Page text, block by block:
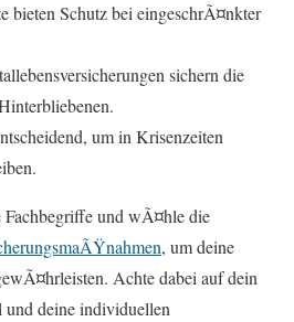
bieten Schutz bei eingeschrÃ¤nkter
sichern die
um in Krisenzeiten
und wÃ¤hle die
, um deine
Achte dabei auf dein
deine individuellen